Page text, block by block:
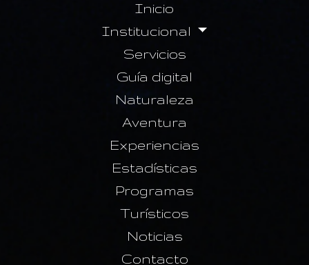
Inicio
Institucional
Servicios
Guía digital
Naturaleza
Aventura
Experiencias
Estadísticas
Programas
Turísticos
Noticias
Contacto